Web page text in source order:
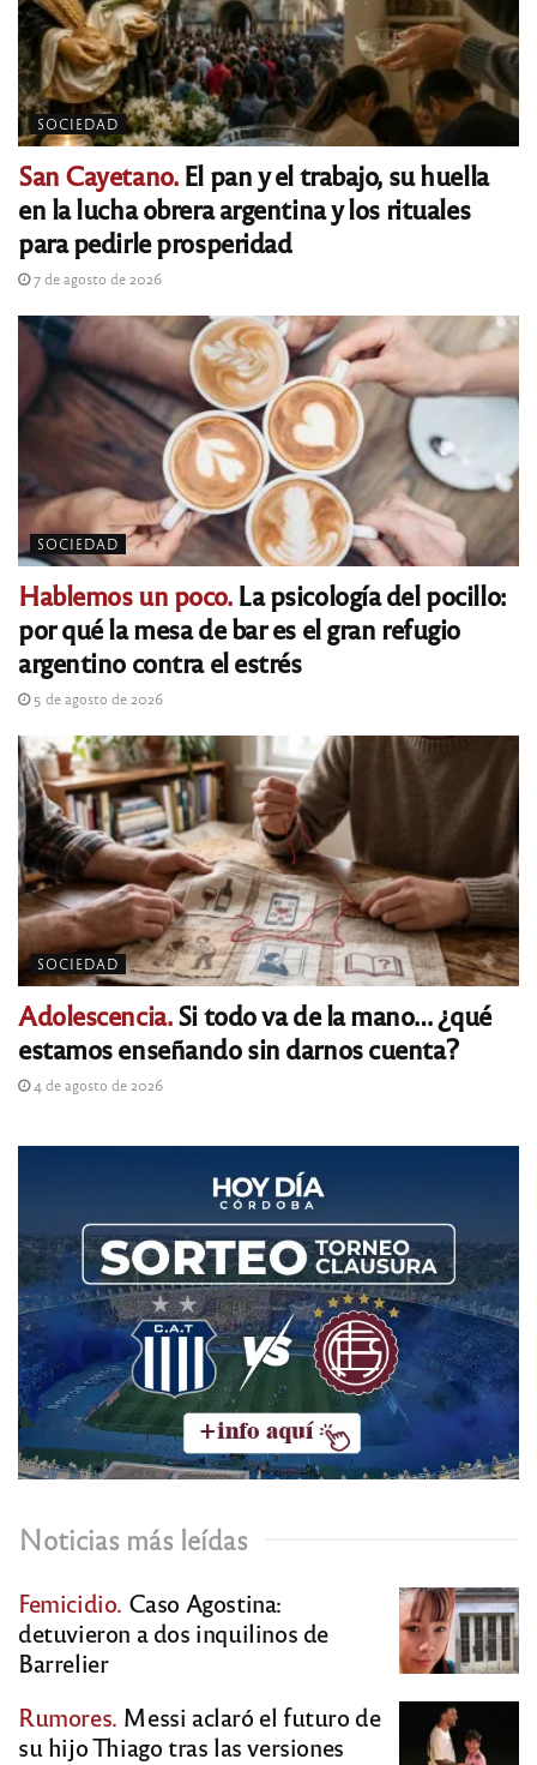
SOCIEDAD
San Cayetano.El pan y el trabajo, su huella
en la lucha obrera argentina y los rituales
para pedirle prosperidad
7 de agosto de 2026
SOCIEDAD
Hablemos un poco.La psicología del pocillo:
por qué la mesa de bar es el gran refugio
argentino contra el estrés
5 de agosto de 2026
SOCIEDAD
Adolescencia.Si todo va de la mano… ¿qué
estamos enseñando sin darnos cuenta?
4 de agosto de 2026
Noticias más leídas
Femicidio. Caso Agostina:
detuvieron a dos inquilinos de
Barrelier
Rumores. Messi aclaró el futuro de
su hijo Thiago tras las versiones